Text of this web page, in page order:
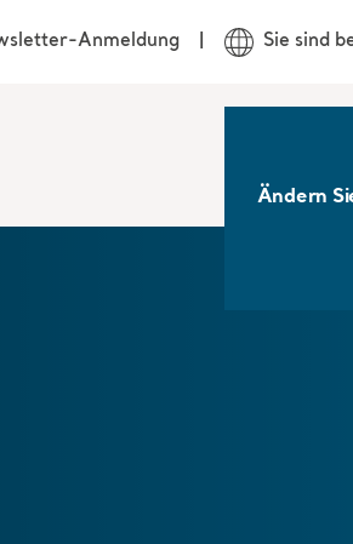
Anmeldung Sie sind
Ändern